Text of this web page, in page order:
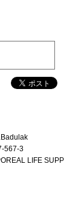
567-3
LIFE SUPP